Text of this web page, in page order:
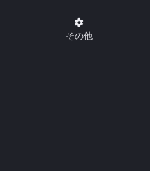
その他